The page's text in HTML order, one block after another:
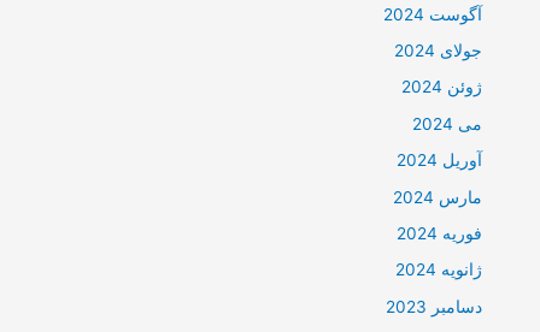
آگوست 2024
جولای 2024
ژوئن 2024
می 2024
آوریل 2024
مارس 2024
فوریه 2024
ژانویه 2024
دسامبر 2023